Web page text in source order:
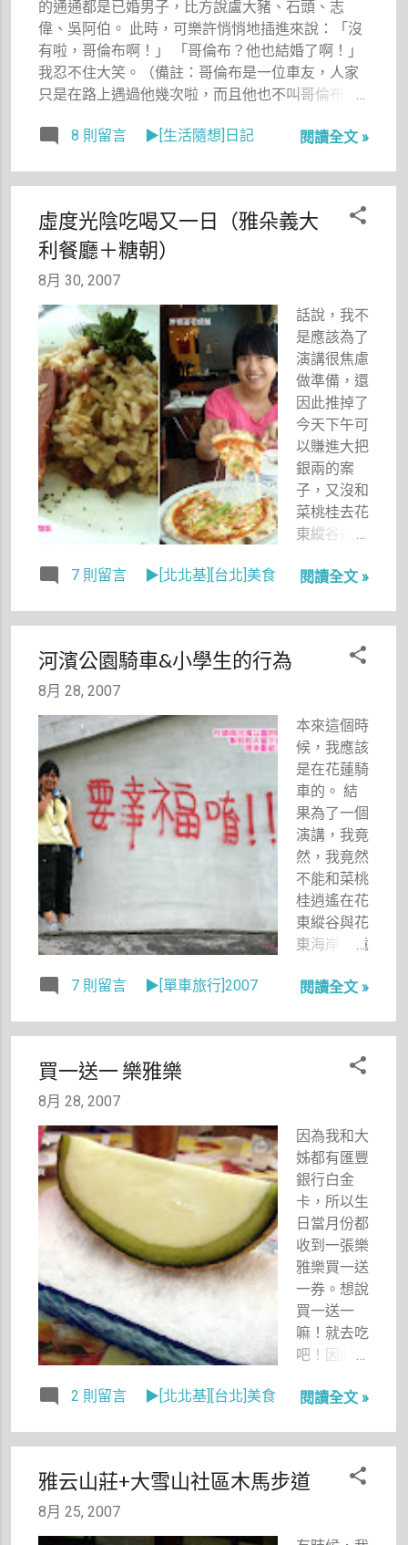
我，叫我請
客呀！而且
還要吃兩
次。
的通通都是已婚男子，比方說盧大豬、石頭、志
偉、吳阿伯。 此時，可樂許悄悄地插進來說：「沒
有啦，哥倫布啊！」 「哥倫布？他也結婚了啊！」
我忍不住大笑。（備註：哥倫布是一位車友，人家
只是在路上遇過他幾次啦，而且他也不叫哥倫布）
8 則留言 ▶[生活隨想]日記 閱讀全文 »
虛度光陰吃喝又一日（雅朵義大
利餐廳＋糖朝）
8月 30, 2007
話說，我不
是應該為了
演講很焦慮
做準備，還
因此推掉了
今天下午可
以賺進大把
銀兩的案
子，又沒和
菜桃桂去花
東縱谷逍
好好在家裡
料嗎？ 偏
偏，楊小禎
就是擅長逃
自己藉口去
做別的事，
虛度光陰。
所以早上一
起床，我又
陷入一種正
事做不下的
局面，走來
走去後，我
索性打了電
話約許可樂
餐。
7 則留言 ▶[北北基][台北]美食 閱讀全文 »
河濱公園騎車&小學生的行為
8月 28, 2007
本來這個時
候，我應該
是在花蓮騎
車的。 結
果為了一個
演講，我竟
然，我竟然
不能和菜桃
桂逍遙在花
東縱谷與花
東海岸，遠
的烤吳郭
老闆的溫泉
山莊，以及
可能的後湖
腕呀！
7 則留言 ▶[單車旅行]2007 閱讀全文 »
買一送一 樂雅樂
8月 28, 2007
因為我和大
姊都有匯豐
銀行白金
卡，所以生
日當月份都
收到一張樂
雅樂買一送
一券。想說
買一送一
嘛！就去吃
吧！因此6
吃了一次半
樂。 上次
去的時候剛
好推出夏季
2 則留言 ▶[北北基][台北]美食 閱讀全文 »
雅云山莊+大雪山社區木馬步道
8月 25, 2007